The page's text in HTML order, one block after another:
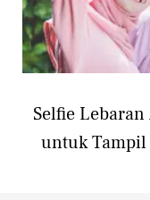
Selfie
untuk Tampil